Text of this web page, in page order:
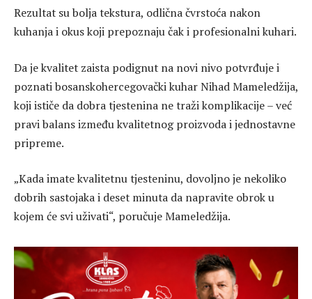
Rezultat su bolja tekstura, odlična čvrstoća nakon
kuhanja i okus koji prepoznaju čak i profesionalni kuhari.
Da je kvalitet zaista podignut na novi nivo potvrđuje i
poznati bosanskohercegovački kuhar Nihad Mameledžija,
koji ističe da dobra tjestenina ne traži komplikacije – već
pravi balans između kvalitetnog proizvoda i jednostavne
pripreme.
„Kada imate kvalitetnu tjesteninu, dovoljno je nekoliko
dobrih sastojaka i deset minuta da napravite obrok u
kojem će svi uživati“, poručuje Mameledžija.